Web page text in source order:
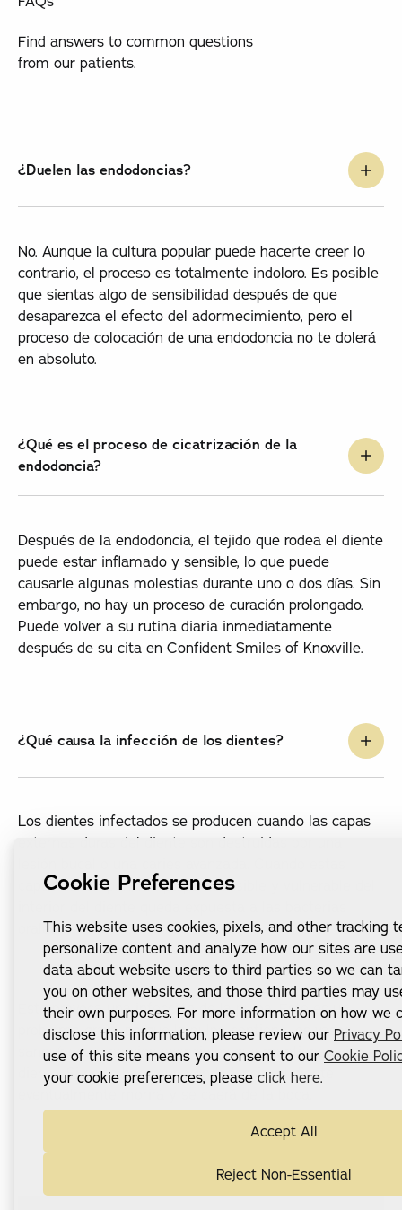
Cookie Preferences
This website uses cookies, pixels, and other tracking
personalize content and analyze how our sites are
data about website users to third parties so we can
you on other websites, and those third parties may
their own purposes. For more information on how we
disclose this information, please review our Privacy
use of this site means you consent to our Cookie
your cookie preferences, please click here.
Accept All
Reject Non-Essential
Find answers to common questions
from our patients.
¿Duelen las endodoncias?
No. Aunque la cultura popular puede hacerte creer lo
contrario, el proceso es totalmente indoloro. Es posible
que sientas algo de sensibilidad después de que
desaparezca el efecto del adormecimiento, pero el
proceso de colocación de una endodoncia no te dolerá
en absoluto.
¿Qué es el proceso de cicatrización de la
endodoncia?
Después de la endodoncia, el tejido que rodea el diente
puede estar inflamado y sensible, lo que puede
causarle algunas molestias durante uno o dos días. Sin
embargo, no hay un proceso de curación prolongado.
Puede volver a su rutina diaria inmediatamente
después de su cita en Confident Smiles of Knoxville.
¿Qué causa la infección de los dientes?
Los dientes infectados se producen cuando las capas
externas duras del diente son destruidas por una
capas se rompen, la «pulpa» sensible y vulnerable del
orales.
Esto provoca una infección de la pulpa. Este es un
problema grave, porque la pulpa contiene los vasos
sanguíneos y nervios esenciales que mantienen vivo el
diente. Si no te haces una endodoncia, el diente